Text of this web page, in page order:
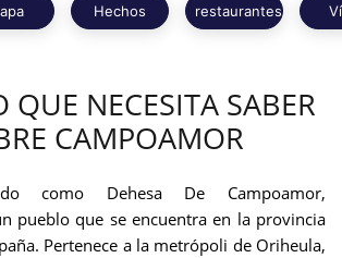
Hechos restaurantes
QUE NECESITA SABER
CAMPOAMOR
como Dehesa De Campoamor,
pueblo que se encuentra en la provincia
Pertenece a la metrópoli de Oriheula,